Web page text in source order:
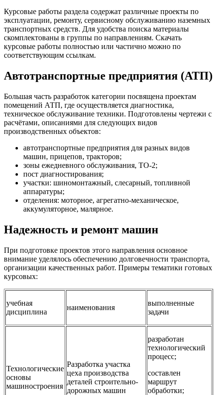
Курсовые работы раздела содержат различные проекты по
эксплуатации, ремонту, сервисному обслуживанию наземных
транспортных средств. Для удобства поиска материалы
скомплектованы в группы по направлениям. Скачать
курсовые работы полностью или частично можно по
соответствующим ссылкам.
Автотранспортные предприятия (АТП)
Большая часть разработок категории посвящена проектам
помещений АТП, где осуществляется диагностика,
техническое обслуживание техники. Подготовлены чертежи с
расчётами, описаниями для следующих видов
производственных объектов:
автотранспортные предприятия для разных видов
машин, прицепов, тракторов;
зоны ежедневного обслуживания, ТО-2;
пост диагностирования;
участки: шиномонтажный, слесарный, топливной
аппаратуры;
отделения: моторное, агрегатно-механическое,
аккумуляторное, малярное.
Надежность и ремонт машин
При подготовке проектов этого направления основное
внимание уделялось обеспечению долговечности транспорта,
организации качественных работ. Примеры тематики готовых
курсовых:
учебная
дисциплина
наименования
выполненные
задачи
Технологические
основы
машиностроения
Разработка участка
цеха производства
деталей строительно-
дорожных машин
разработан
технологический
процесс;
составлен
маршрут
обработки;